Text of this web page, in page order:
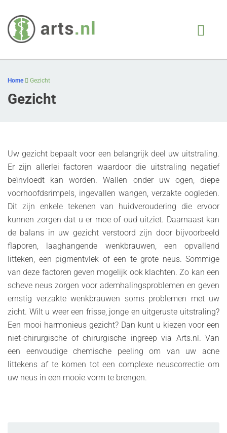
behandeling, op juiste
moment
Home Gezicht
Gezicht
Uw gezicht bepaalt voor een belangrijk deel uw uitstraling.
Er zijn allerlei factoren waardoor die uitstraling negatief
beïnvloedt kan worden. Wallen onder uw ogen, diepe
voorhoofdsrimpels, ingevallen wangen, verzakte oogleden.
Dit zijn enkele tekenen van huidveroudering die ervoor
kunnen zorgen dat u er moe of oud uitziet. Daarnaast kan
de balans in uw gezicht verstoord zijn door bijvoorbeeld
flaporen, laaghangende wenkbrauwen, een opvallend
litteken, een pigmentvlek of een te grote neus. Sommige
van deze factoren geven mogelijk ook klachten. Zo kan een
scheve neus zorgen voor ademhalingsproblemen en geven
ernstig verzakte wenkbrauwen soms problemen met uw
zicht. Wilt u weer een frisse, jonge en uitgeruste uitstraling?
Een mooi harmonieus gezicht? Dan kunt u kiezen voor een
niet-chirurgische of chirurgische ingreep via Arts.nl. Van
een eenvoudige chemische peeling om van uw acne
littekens af te komen tot een complexe neuscorrectie om
uw neus in een mooie vorm te brengen.